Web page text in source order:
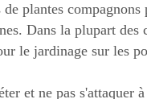
plantes
Dans la plupart
le jardinage sur les
et ne pas